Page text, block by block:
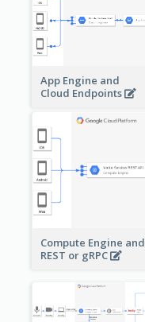
App Engine and
Cloud Endpoints
Compute Engine and
REST or gRPC